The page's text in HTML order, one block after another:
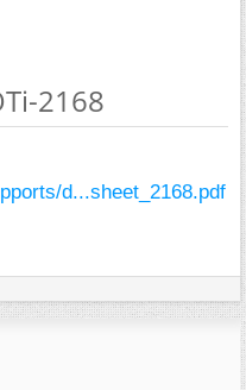
2168
d...sheet_2168.pdf